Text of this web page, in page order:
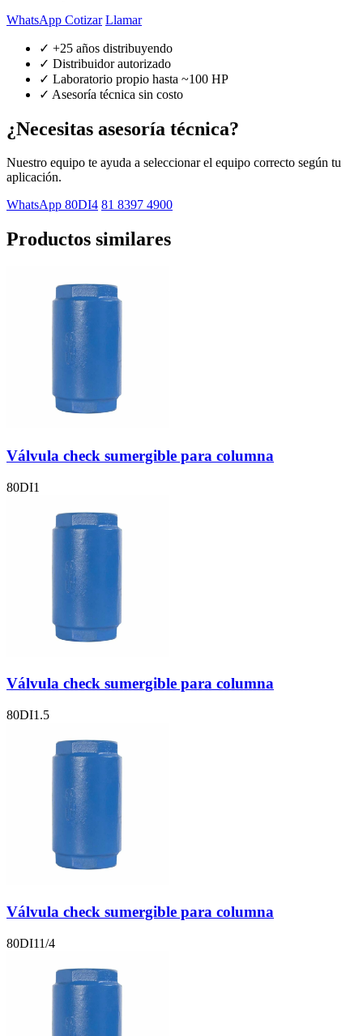
WhatsApp Cotizar Llamar
✓ +25 años distribuyendo
✓ Distribuidor autorizado
✓ Laboratorio propio hasta ~100 HP
✓ Asesoría técnica sin costo
¿Necesitas asesoría técnica?
Nuestro equipo te ayuda a seleccionar el equipo correcto según tu
aplicación.
WhatsApp 80DI4 81 8397 4900
Productos similares
Válvula check sumergible para columna
80DI1
Válvula check sumergible para columna
80DI1.5
Válvula check sumergible para columna
80DI11/4